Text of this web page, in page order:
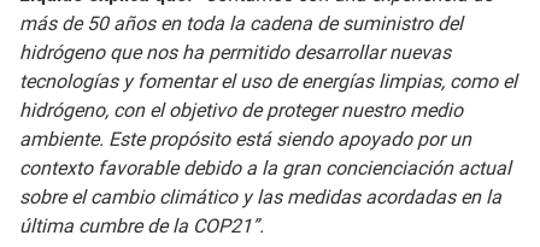
más de 50 años en toda la cadena de suministro del
hidrógeno que nos ha permitido desarrollar nuevas
tecnologías y fomentar el uso de energías limpias, como el
hidrógeno, con el objetivo de proteger nuestro medio
ambiente. Este propósito está siendo apoyado por un
contexto favorable debido a la gran concienciación actual
sobre el cambio climático y las medidas acordadas en la
última cumbre de la COP21”.